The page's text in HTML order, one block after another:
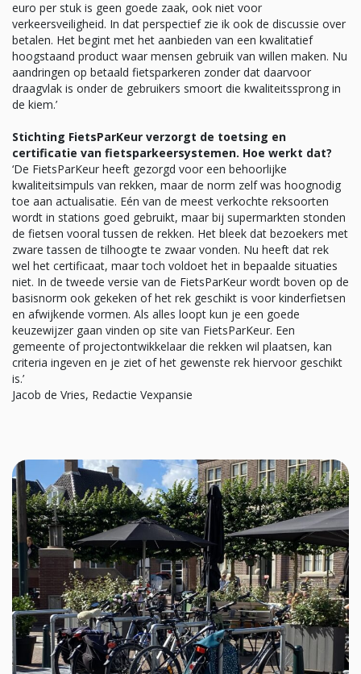
euro per stuk is geen goede zaak, ook niet voor
verkeersveiligheid. In dat perspectief zie ik ook de discussie over
betalen. Het begint met het aanbieden van een kwalitatief
hoogstaand product waar mensen gebruik van willen maken. Nu
aandringen op betaald fietsparkeren zonder dat daarvoor
draagvlak is onder de gebruikers smoort die kwaliteitssprong in
de kiem.’
Stichting FietsParKeur verzorgt de toetsing en
certificatie van fietsparkeersystemen. Hoe werkt dat?
‘De FietsParKeur heeft gezorgd voor een behoorlijke
kwaliteitsimpuls van rekken, maar de norm zelf was hoognodig
toe aan actualisatie. Eén van de meest verkochte reksoorten
wordt in stations goed gebruikt, maar bij supermarkten stonden
de fietsen vooral tussen de rekken. Het bleek dat bezoekers met
zware tassen de tilhoogte te zwaar vonden. Nu heeft dat rek
wel het certificaat, maar toch voldoet het in bepaalde situaties
niet. In de tweede versie van de FietsParKeur wordt boven op de
basisnorm ook gekeken of het rek geschikt is voor kinderfietsen
en afwijkende vormen. Als alles loopt kun je een goede
keuzewijzer gaan vinden op site van FietsParKeur. Een
gemeente of projectontwikkelaar die rekken wil plaatsen, kan
criteria ingeven en je ziet of het gewenste rek hiervoor geschikt
is.’
Jacob de Vries, Redactie Vexpansie